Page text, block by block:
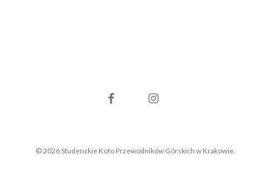
© 2026 Studenckie Koło Przewodników Górskich w Krakowie.